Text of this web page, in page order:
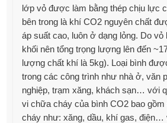
lớp vỏ được làm bằng thép chịu lực
bên trong là khí CO2 nguyên chất
áp suất cao, luôn ở dạng lỏng. Do vỏ
khối nên tổng trọng lượng lên đến
lượng chất khí là 5kg). Loại bình
trong các công trình như nhà ở, văn
nghiệp, trạm xăng, khách sạn… với
vi chữa cháy của bình CO2 bao gồm
cháy như: xăng, dầu, khí gas, điện…